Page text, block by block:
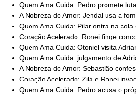
Quem Ama Cuida: Pedro promete
A Nobreza do Amor: Jendal usa a
Quem Ama Cuida: Pilar entra na cela
Coração Acelerado: Ronei finge
Quem Ama Cuida: Otoniel visita
Quem Ama Cuida: julgamento de
A Nobreza do Amor: Sebastião
Coração Acelerado: Zilá e Ronei
Quem Ama Cuida: Pedro acusa o